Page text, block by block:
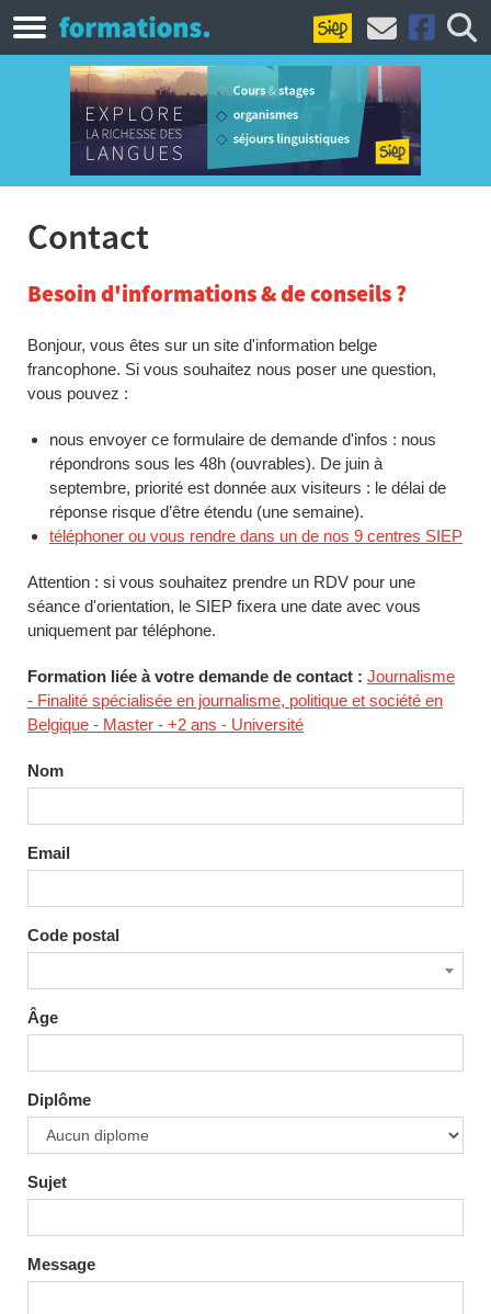
Contact
Besoin d'informations & de conseils ?
Bonjour, vous êtes sur un site d'information belge
francophone. Si vous souhaitez nous poser une question,
vous pouvez :
nous envoyer ce formulaire de demande d'infos : nous
répondrons sous les 48h (ouvrables). De juin à
septembre, priorité est donnée aux visiteurs : le délai de
réponse risque d’être étendu (une semaine).
téléphoner ou vous rendre dans un de nos 9 centres SIEP
Attention : si vous souhaitez prendre un RDV pour une
séance d'orientation, le SIEP fixera une date avec vous
uniquement par téléphone.
Formation liée à votre demande de contact : Journalisme
- Finalité spécialisée en journalisme, politique et société en
Belgique - Master - +2 ans - Université
Nom
Email
Code postal
Âge
Diplôme
Sujet
Message